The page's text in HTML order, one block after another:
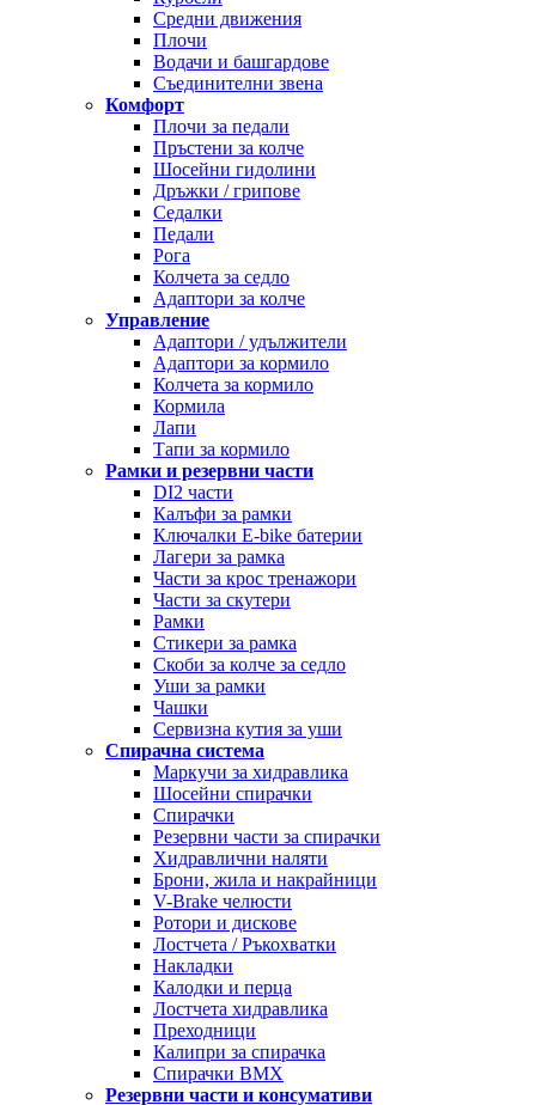
Средни движения
Плочи
Водачи и башгардове
Съединителни звена
Комфорт
Плочи за педали
Пръстени за колче
Шосейни гидолини
Дръжки / грипове
Седалки
Педали
Рога
Колчета за седло
Адаптори за колче
Управление
Адаптори / удължители
Адаптори за кормило
Колчета за кормило
Кормила
Лапи
Тапи за кормило
Рамки и резервни части
DI2 части
Калъфи за рамки
Ключалки Е-bike батерии
Лагери за рамка
Части за крос тренажори
Части за скутери
Рамки
Стикери за рамка
Скоби за колче за седло
Уши за рамки
Чашки
Сервизна кутия за уши
Спирачна система
Маркучи за хидравлика
Шосейни спирачки
Спирачки
Резервни части за спирачки
Хидравлични наляти
Брони, жила и накрайници
V-Brake челюсти
Ротори и дискове
Лостчета / Ръкохватки
Накладки
Калодки и перца
Лостчета хидравлика
Преходници
Калипри за спирачка
Спирачки BMX
Резервни части и консумативи